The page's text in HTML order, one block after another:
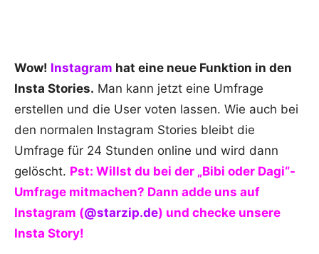
Wow! Instagram hat eine neue Funktion in den
Insta Stories. Man kann jetzt eine Umfrage
erstellen und die User voten lassen. Wie auch bei
den normalen Instagram Stories bleibt die
Umfrage für 24 Stunden online und wird dann
gelöscht. Pst: Willst du bei der „Bibi oder Dagi“-
Umfrage mitmachen? Dann adde uns auf
Instagram (@starzip.de) und checke unsere
Insta Story!